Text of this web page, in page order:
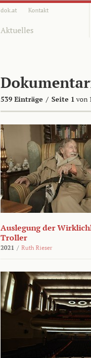
dok.at Kontakt
Aktuelles
539 Einträge / Seite 1 von
Auslegung der
Troller
2021 / Ruth Rieser